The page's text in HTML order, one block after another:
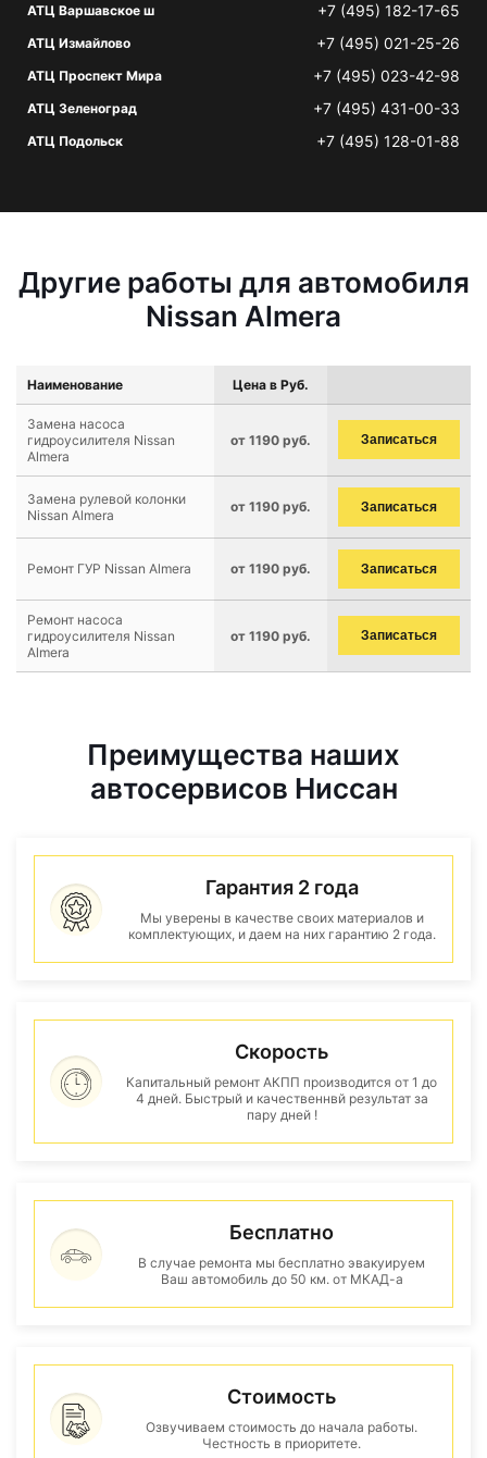
АТЦ Варшавское ш +7 (495) 182-17-65
АТЦ Измайлово +7 (495) 021-25-26
АТЦ Проспект Мира +7 (495) 023-42-98
АТЦ Зеленоград +7 (495) 431-00-33
АТЦ Подольск +7 (495) 128-01-88
Другие работы для автомобиля
Nissan Almera
Наименование Цена в Руб.
Замена насоса
гидроусилителя Nissan
Almera
от 1190 руб. Записаться
Замена рулевой колонки
Nissan Almera
от 1190 руб. Записаться
Ремонт ГУР Nissan Almera от 1190 руб. Записаться
Ремонт насоса
гидроусилителя Nissan
Almera
от 1190 руб. Записаться
Преимущества наших
автосервисов Ниссан
Гарантия 2 года
Мы уверены в качестве своих материалов и
комплектующих, и даем на них гарантию 2 года.
Скорость
Капитальный ремонт АКПП производится от 1 до
4 дней. Быстрый и качественнвй результат за
пару дней !
Бесплатно
В случае ремонта мы бесплатно эвакуируем
Ваш автомобиль до 50 км. от МКАД-а
Стоимость
Озвучиваем стоимость до начала работы.
Честность в приоритете.